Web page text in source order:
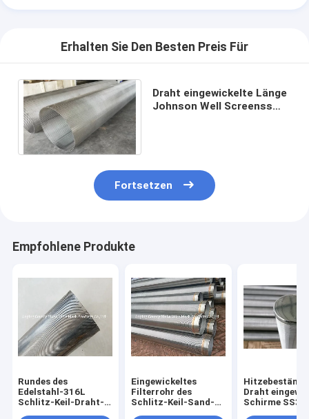
Erhalten Sie Den Besten Preis Für
Draht eingewickelte Länge
Johnson Well Screenss
Fortsetzen
Empfohlene Produkte
Rundes des
Edelstahl-316L
Schlitz-Keil-Draht-
Eingewickeltes
Filterrohr des
Schlitz-Keil-Sand-
Draht
Schirme